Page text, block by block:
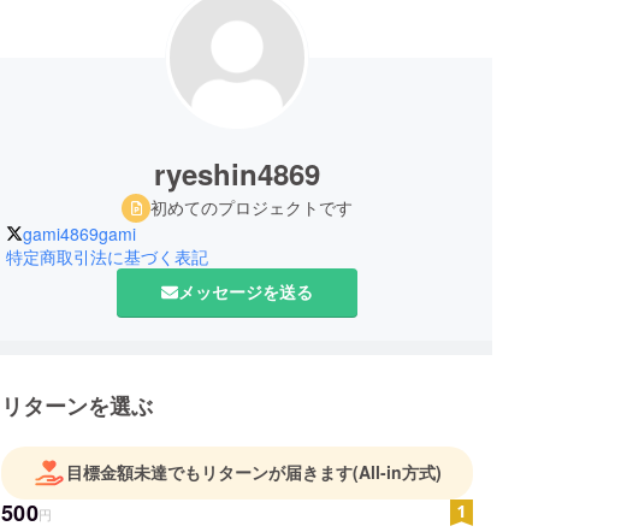
ryeshin4869
初めてのプロジェクトです
gami4869gami
特定商取引法に基づく表記
メッセージを送る
リターンを選ぶ
目標金額未達でもリターンが届きます(All-in方式)
500円